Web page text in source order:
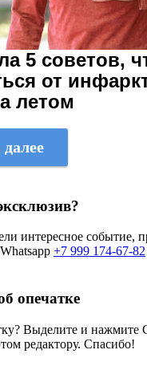
5 советов,
от
летом
интересное событие,
+7 999 174-67-82
опечатке
Выделите и нажмите
редактору. Спасибо!